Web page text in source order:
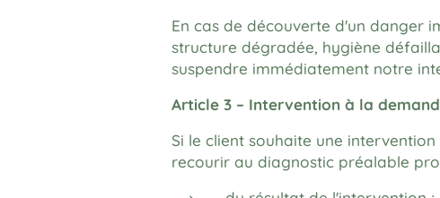
En cas de découverte d'un danger
structure dégradée, hygiène
suspendre immédiatement notre
Article 3 – Intervention à la
Si le client souhaite une
recourir au diagnostic préalable